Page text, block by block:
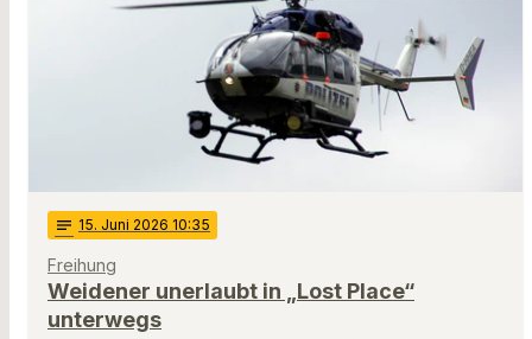
notes 15. Juni 2026 10:35
Freihung
Weidener unerlaubt in „Lost Place“
unterwegs